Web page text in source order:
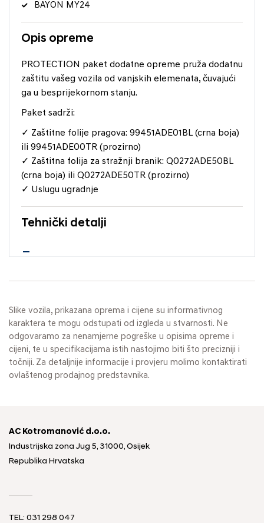
BAYON MY24
Opis opreme
PROTECTION paket dodatne opreme pruža dodatnu
zaštitu vašeg vozila od vanjskih elemenata, čuvajući
ga u besprijekornom stanju.
Paket sadrži:
✓ Zaštitne folije pragova: 99451ADE01BL (crna boja)
ili 99451ADE00TR (prozirno)
✓ Zaštitna folija za stražnji branik: Q0272ADE50BL
(crna boja) ili Q0272ADE50TR (prozirno)
✓ Uslugu ugradnje
Tehnički detalji
Slike vozila, prikazana oprema i cijene su informativnog
karaktera te mogu odstupati od izgleda u stvarnosti. Ne
odgovaramo za nenamjerne pogreške u opisima opreme i
cijeni, te u specifikacijama istih nastojimo biti što precizniji i
točniji. Za detaljnije informacije i provjeru molimo kontaktirati
ovlaštenog prodajnog predstavnika.
AC Kotromanović d.o.o.
Industrijska zona Jug 5, 31000, Osijek
Republika Hrvatska
TEL: 031 298 047